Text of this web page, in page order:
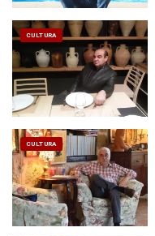
CULTURA
CULTURA